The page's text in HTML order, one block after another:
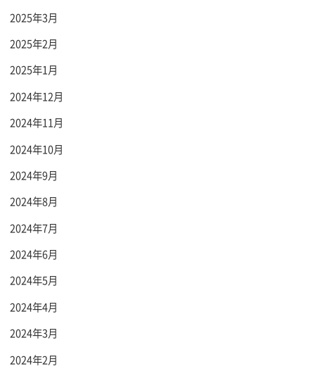
2025年3月
2025年2月
2025年1月
2024年12月
2024年11月
2024年10月
2024年9月
2024年8月
2024年7月
2024年6月
2024年5月
2024年4月
2024年3月
2024年2月